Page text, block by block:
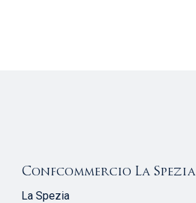
Confcommercio La Spezia
La Spezia